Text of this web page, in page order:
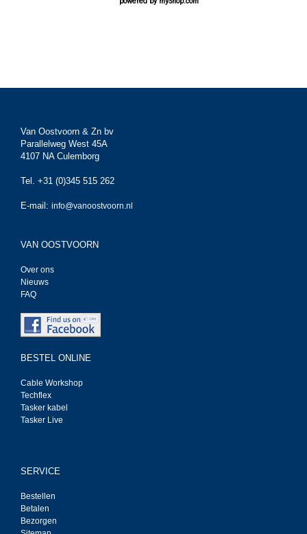
Van Oostvoorn & Zn bv
Parallelweg West 45A
4107 NA Culemborg
Tel. +31 (0)345 515 262
E-mail: info@vanoostvoorn.nl
VAN OOSTVOORN
Over ons
Nieuws
FAQ
BESTEL ONLINE
Cable Workshop
Techflex
Tasker kabel
Tasker Live
SERVICE
Bestellen
Betalen
Bezorgen